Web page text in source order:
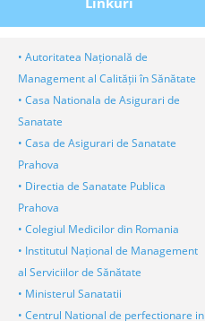
• Autoritatea Națională de
Management al Calității în Sănătate
• Casa Nationala de Asigurari de
Sanatate
• Casa de Asigurari de Sanatate
Prahova
• Directia de Sanatate Publica
Prahova
• Colegiul Medicilor din Romania
• Institutul Național de Management
al Serviciilor de Sănătate
• Ministerul Sanatatii
• Centrul National de perfectionare in